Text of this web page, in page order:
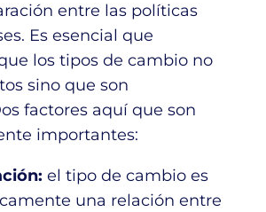
entre las políticas
Es esencial que
los tipos de cambio no
sino que son
factores aquí que son
importantes:
el tipo de cambio es
una relación entre